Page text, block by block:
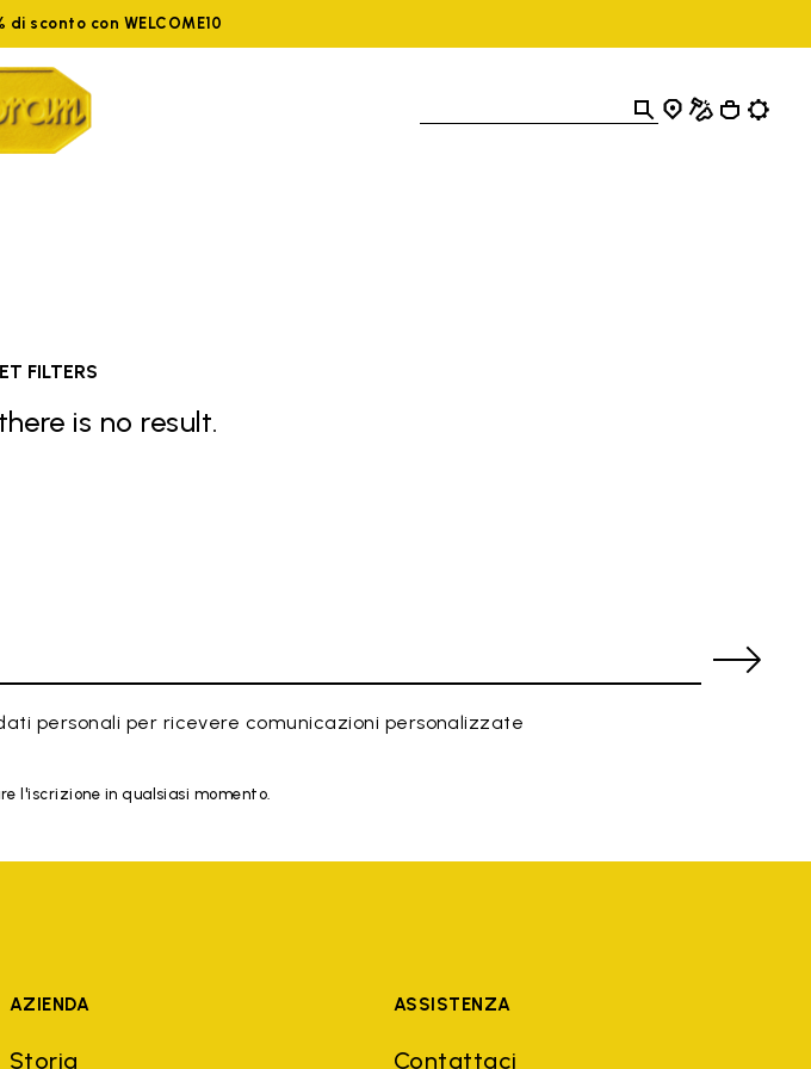
sconto con WELCOME10
FILTERS
is no result.
personali per ricevere comunicazioni personalizzate
l'iscrizione in qualsiasi momento.
AZIENDA
Storia
ASSISTENZA
Contattaci